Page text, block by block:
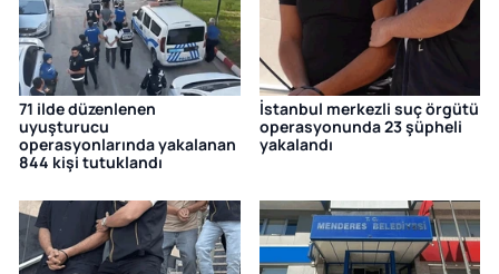
71 ilde düzenlenen
uyuşturucu
operasyonlarında yakalanan
844 kişi tutuklandı
İstanbul merkezli suç örgütü
operasyonunda 23 şüpheli
yakalandı